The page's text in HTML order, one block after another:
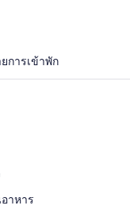
การเข้าพัก
าหาร